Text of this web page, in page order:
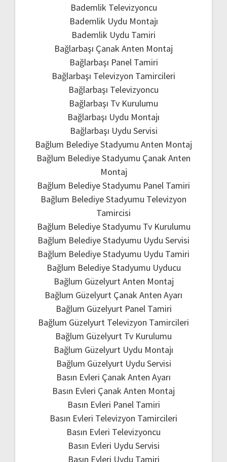
Bademlik Televizyoncu
Bademlik Uydu Montajı
Bademlik Uydu Tamiri
Bağlarbaşı Çanak Anten Montaj
Bağlarbaşı Panel Tamiri
Bağlarbaşı Televizyon Tamircileri
Bağlarbaşı Televizyoncu
Bağlarbaşı Tv Kurulumu
Bağlarbaşı Uydu Montajı
Bağlarbaşı Uydu Servisi
Bağlum Belediye Stadyumu Anten Montaj
Bağlum Belediye Stadyumu Çanak Anten
Montaj
Bağlum Belediye Stadyumu Panel Tamiri
Bağlum Belediye Stadyumu Televizyon
Tamircisi
Bağlum Belediye Stadyumu Tv Kurulumu
Bağlum Belediye Stadyumu Uydu Servisi
Bağlum Belediye Stadyumu Uydu Tamiri
Bağlum Belediye Stadyumu Uyducu
Bağlum Güzelyurt Anten Montaj
Bağlum Güzelyurt Çanak Anten Ayarı
Bağlum Güzelyurt Panel Tamiri
Bağlum Güzelyurt Televizyon Tamircileri
Bağlum Güzelyurt Tv Kurulumu
Bağlum Güzelyurt Uydu Montajı
Bağlum Güzelyurt Uydu Servisi
Basın Evleri Çanak Anten Ayarı
Basın Evleri Çanak Anten Montaj
Basın Evleri Panel Tamiri
Basın Evleri Televizyon Tamircileri
Basın Evleri Televizyoncu
Basın Evleri Uydu Servisi
Basın Evleri Uydu Tamiri